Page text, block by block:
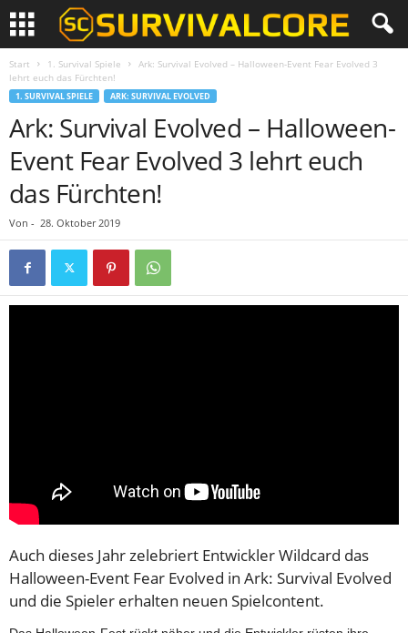
Start 1. Survival Spiele
Ark: Survival Evolved – Halloween-Event Fear Evolved 3
lehrt euch das Fürchten!
1. SURVIVAL SPIELE ARK: SURVIVAL EVOLVED
Ark: Survival Evolved – Halloween-
Event Fear Evolved 3 lehrt euch
das Fürchten!
Von - 28. Oktober 2019
Auch dieses Jahr zelebriert Entwickler Wildcard das
Halloween-Event Fear Evolved in Ark: Survival Evolved
und die Spieler erhalten neuen Spielcontent.